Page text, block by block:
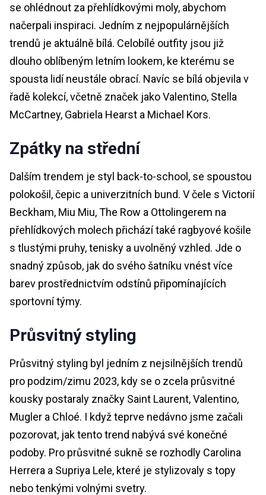
se ohlédnout za přehlídkovými moly, abychom
načerpali inspiraci. Jedním z nejpopulárnějších
trendů je aktuálně bílá. Celobílé outfity jsou již
dlouho oblíbeným letním lookem, ke kterému se
spousta lidí neustále obrací. Navíc se bílá objevila v
řadě kolekcí, včetně značek jako Valentino, Stella
McCartney, Gabriela Hearst a Michael Kors.
Zpátky na střední
Dalším trendem je styl back-to-school, se spoustou
polokošil, čepic a univerzitních bund. V čele s Victorií
Beckham, Miu Miu, The Row a Ottolingerem na
přehlídkových molech přichází také ragbyové košile
s tlustými pruhy, tenisky a uvolněný vzhled. Jde o
snadný způsob, jak do svého šatníku vnést více
barev prostřednictvím odstínů připomínajících
sportovní týmy.
Průsvitný styling
Průsvitný styling byl jedním z nejsilnějších trendů
pro podzim/zimu 2023, kdy se o zcela průsvitné
kousky postaraly značky Saint Laurent, Valentino,
Mugler a Chloé. I když teprve nedávno jsme začali
pozorovat, jak tento trend nabývá své konečné
podoby. Pro průsvitné sukně se rozhodly Carolina
Herrera a Supriya Lele, které je stylizovaly s topy
nebo tenkými volnými svetry.